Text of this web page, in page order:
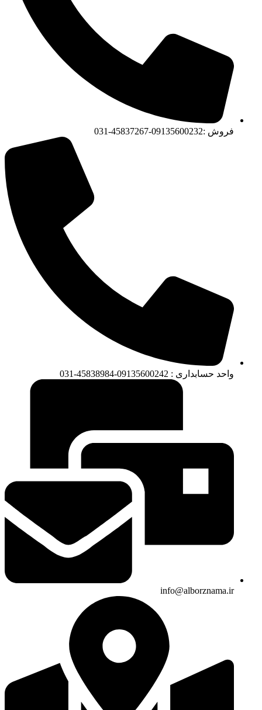
فروش :09135600232-45837267-031
واحد حسابداری : 09135600242-45838984-031
info@alborznama.ir